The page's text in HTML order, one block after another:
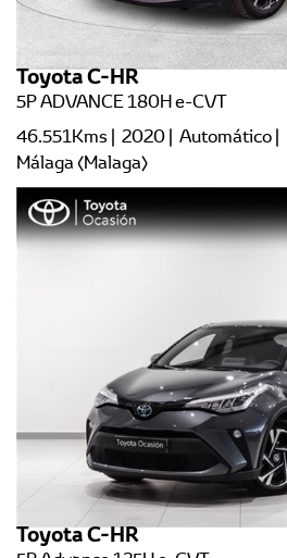
Toyota C-HR
5P ADVANCE 180H e-CVT
46.551Kms | 2020 | Automático |
Málaga (Malaga)
Toyota C-HR